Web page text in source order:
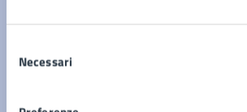
delNecessari
Vedi altri 6